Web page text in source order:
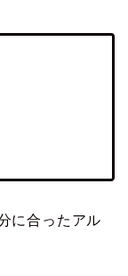
に合ったアル